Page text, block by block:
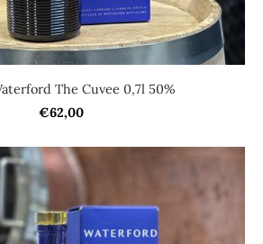
The Cuvee 0,7l 50%
€62,00